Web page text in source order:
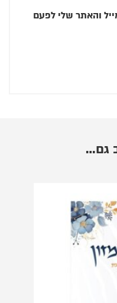
והאתר שלי לפעם
גם…